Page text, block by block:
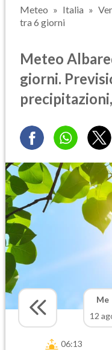
Meteo Italia
tra 6 giorni
Meteo
giorni.
Me
12
06:13